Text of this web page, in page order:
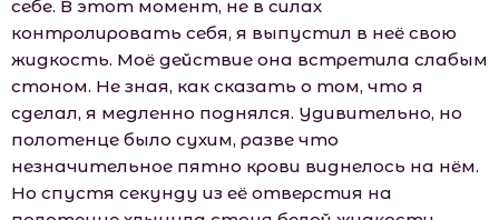
себе. В этот момент, не в силах
контролировать себя, я выпустил в неё свою
жидкость. Моё действие она встретила слабым
стоном. Не зная, как сказать о том, что я
сделал, я медленно поднялся. Удивительно, но
полотенце было сухим, разве что
незначительное пятно крови виднелось на нём.
Но спустя секунду из её отверстия на